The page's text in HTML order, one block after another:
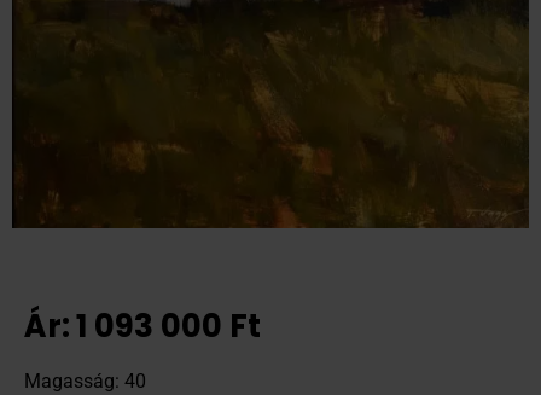
Ár:1 093 000 Ft
Magasság: 40